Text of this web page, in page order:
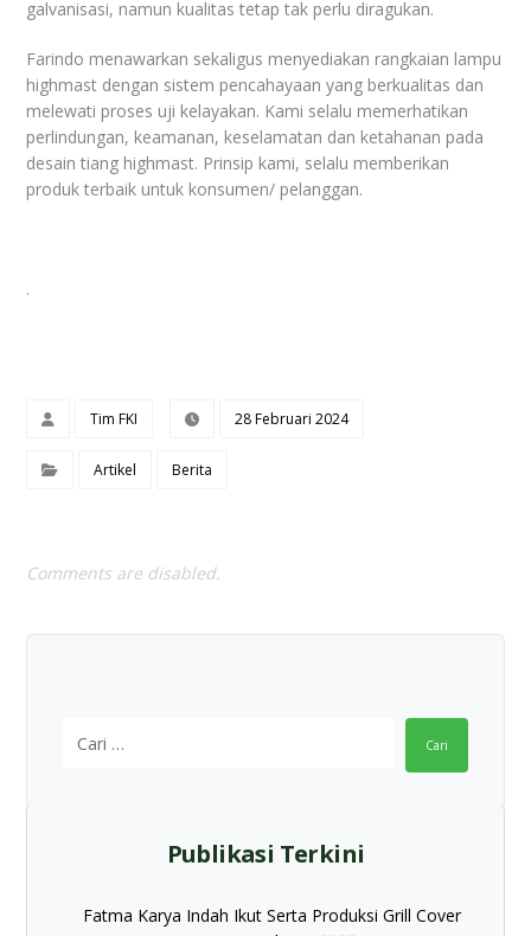
galvanisasi, namun kualitas tetap tak perlu diragukan.
Farindo menawarkan sekaligus menyediakan rangkaian lampu
highmast dengan sistem pencahayaan yang berkualitas dan
melewati proses uji kelayakan. Kami selalu memerhatikan
perlindungan, keamanan, keselamatan dan ketahanan pada
desain tiang highmast. Prinsip kami, selalu memberikan
produk terbaik untuk konsumen/ pelanggan.
.
Tim FKI 28 Februari 2024
Artikel Berita
Comments are disabled.
Cari
Publikasi Terkini
Fatma Karya Indah Ikut Serta Produksi Grill Cover